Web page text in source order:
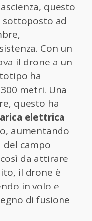
questo
sottoposto ad
Con un
il drone a un
ha
metri. Una
questo ha
elettrica
aumentando
del campo
da attirare
il drone è
in volo e
di fusione